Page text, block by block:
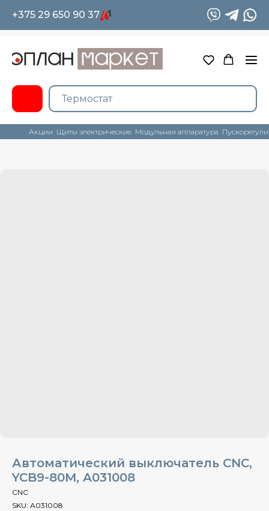
+375 29 650 90 37
Акции Щиты электрические Модульная аппаратура
Автоматический выключатель CNC,
YCB9-80M, A031008
CNC
SKU: A031008